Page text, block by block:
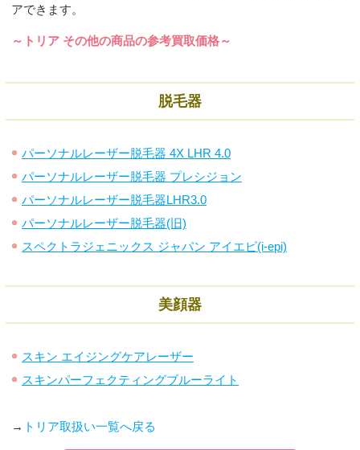
アできます。
～トリア その他の商品の参考買取価格～
脱毛器
パーソナルレーザー脱毛器 4X LHR 4.0
パーソナルレーザー脱毛器 プレシジョン
パーソナルレーザー脱毛器LHR3.0
パーソナルレーザー脱毛器(旧)
スペクトラジェニックス ジャパン アイエピ(i-epi)
美顔器
スキン エイジングケアレーザー
スキンパーフェクティングブルーライト
→ トリア取扱い一覧へ戻る